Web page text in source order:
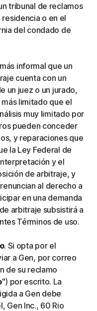
tribunal de reclamos
o en el
del condado de
informal que un
cuenta con un
un juez o un jurado,
limitado que el
muy limitado por
pueden conceder
y reparaciones que
la Ley Federal de
y el
de arbitraje, y
al derecho a
en una demanda
arbitraje subsistirá a
Términos de uso.
. Si opta por el
a Gen, por correo
de su reclamo
") por escrito. La
a Gen debe
Gen Inc., 60 Rio